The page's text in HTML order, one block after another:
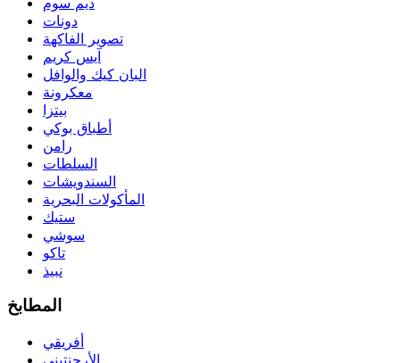
دونات
تصوير الفاكهة
آيس كريم
البان كيك والوافل
معكرونة
بيتزا
أطباق بوكي
رامن
السلطات
السندويشات
المأكولات البحرية
ستيك
سوشي
تاكو
نبيذ
المطابخ
أفريقي